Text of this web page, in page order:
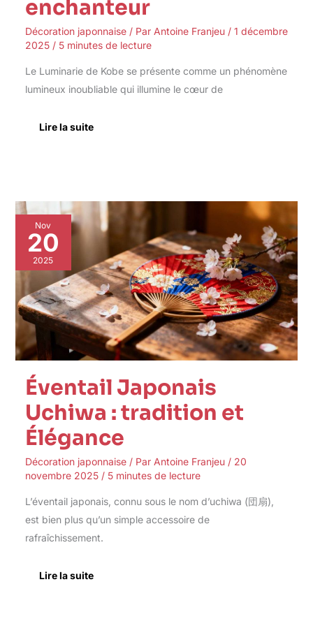
enchanteur
Décoration japonnaise/ Par Antoine Franjeu / 1 décembre
2025 / 5 minutes de lecture
Le Luminarie de Kobe se présente comme un phénomène
lumineux inoubliable qui illumine le cœur de
Lire la suite
Nov
20
2025
Éventail Japonais
Uchiwa : tradition et
Élégance
Décoration japonnaise/ Par Antoine Franjeu / 20
novembre 2025 / 5 minutes de lecture
L’éventail japonais, connu sous le nom d’uchiwa (団扇),
est bien plus qu’un simple accessoire de
rafraîchissement.
Éventail
Japonais
Uchiwa
:
tradition
et
Élégance
Lire la suite